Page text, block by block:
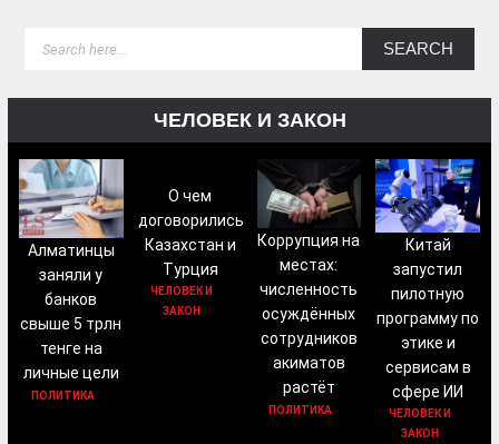
ЧЕЛОВЕК И ЗАКОН
Алматинцы
заняли у
банков
свыше 5 трлн
тенге на
личные цели
ПОЛИТИКА
О чем
договорились
Казахстан и
Турция
ЧЕЛОВЕК И
ЗАКОН
Коррупция на
местах:
численность
осуждённых
сотрудников
акиматов
растёт
ПОЛИТИКА
Китай
запустил
пилотную
программу по
этике и
сервисам в
сфере ИИ
ЧЕЛОВЕК И
ЗАКОН